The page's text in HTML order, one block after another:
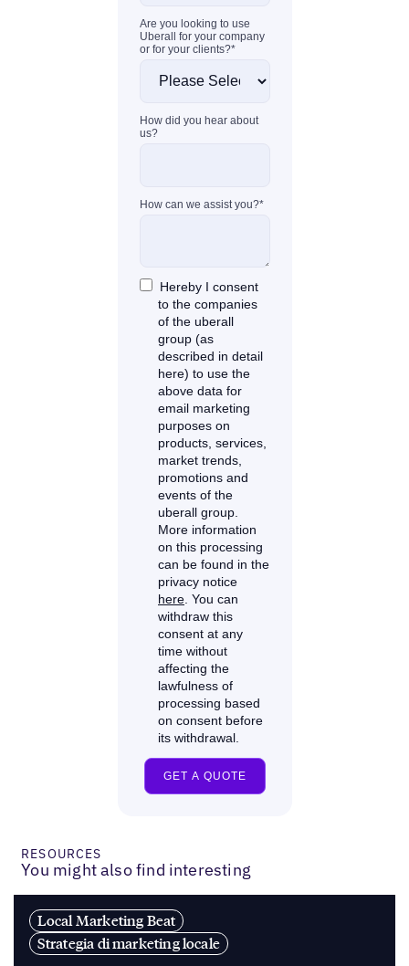
RESOURCES
You might also find interesting
Local Marketing Beat
Strategia di marketing locale